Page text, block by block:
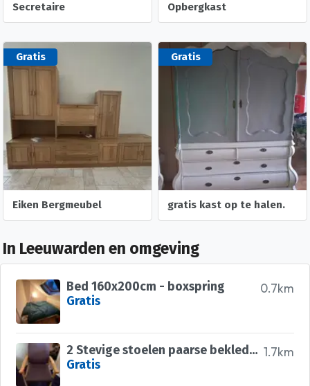
Secretaire Opbergkast
Gratis
Eiken Bergmeubel
Gratis
gratis kast op te halen.
In Leeuwarden en omgeving
0.7km
Bed 160x200cm - boxspring
Gratis
1.7km
2 Stevige stoelen paarse bekleding
Gratis